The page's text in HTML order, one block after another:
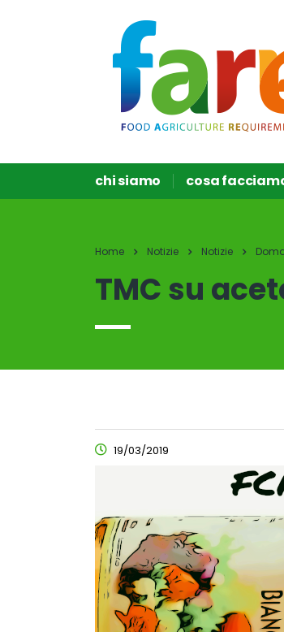
chi siamo cosa
Home Notizie Notizie
TMC su
19/03/2019